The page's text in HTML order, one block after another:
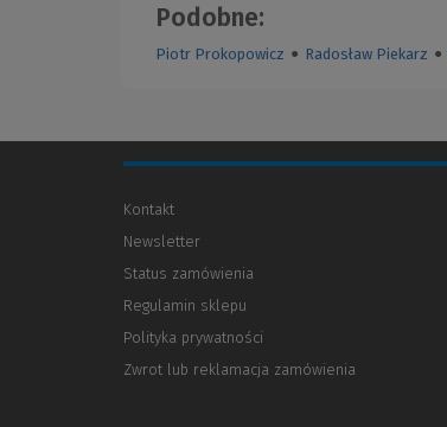
Podobne:
Piotr Prokopowicz ● Radosław Piekarz ●
Kontakt
Newsletter
Status zamówienia
Regulamin sklepu
Polityka prywatności
innej
Zwrot lub reklamacja zamówienia